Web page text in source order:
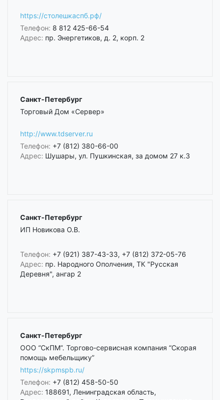
https://столешкаспб.рф/
Телефон: 8 812 425-66-54
Адрес: пр. Энергетиков, д. 2, корп. 2
Санкт-Петербург
Торговый Дом «Сервер»
http://www.tdserver.ru
Телефон: +7 (812) 380-66-00
Адрес: Шушары, ул. Пушкинская, за домом 27 к.3
Санкт-Петербург
ИП Новикова О.В.
Телефон: +7 (921) 387-43-33, +7 (812) 372-05-76
Адрес: пр. Народного Ополчения, ТК "Русская
Деревня", ангар 2
Санкт-Петербург
ООО “СкПМ”. Торгово-сервисная компания “Скорая
помощь мебельщику”
https://skpmspb.ru/
Телефон: +7 (812) 458-50-50
Адрес: 188691, Ленинградская область,